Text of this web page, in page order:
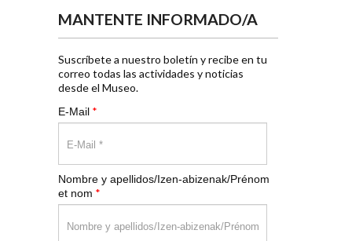
MANTENTE INFORMADO/A
Suscríbete a nuestro boletín y recibe en tu
correo todas las actividades y noticias
desde el Museo.
E-Mail *
Nombre y apellidos/Izen-abizenak/Prénom
et nom *